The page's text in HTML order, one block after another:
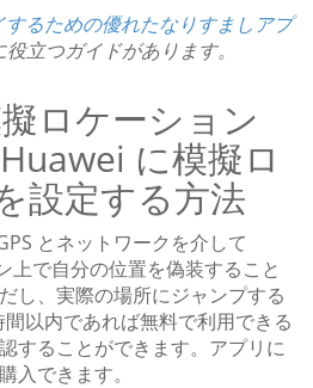
るための優れたなりすましアプ
立つガイドがあります。
ロケーション
に模擬ロ
設定する方法
とネットワークを介して
上で自分の位置を偽装すること
し、実際の場所にジャンプする
以内であれば無料で利用できる
することができます。アプリに
入できます。